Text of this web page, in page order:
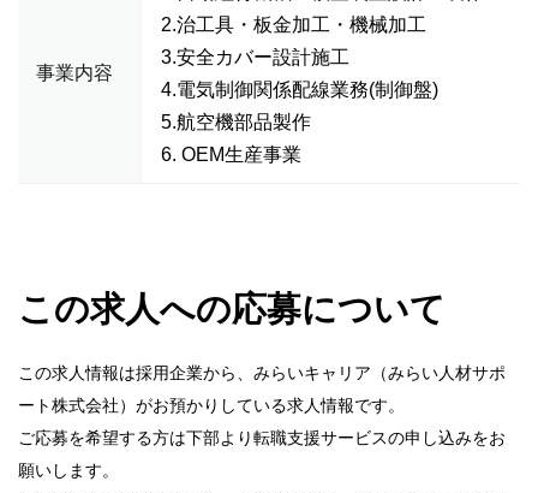
事業内容
2.治工具・板金加工・機械加工
3.安全カバー設計施工
4.電気制御関係配線業務(制御盤)
5.航空機部品製作
6. OEM生産事業
この求人への応募について
この求人情報は採用企業から、みらいキャリア（みらい人材サポ
ート株式会社）がお預かりしている求人情報です。
ご応募を希望する方は下部より転職支援サービスの申し込みをお
願いします。